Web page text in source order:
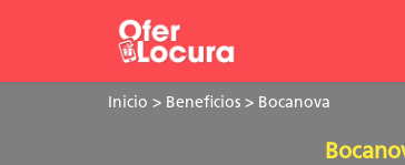
Inicio > Beneficios > Bocanova